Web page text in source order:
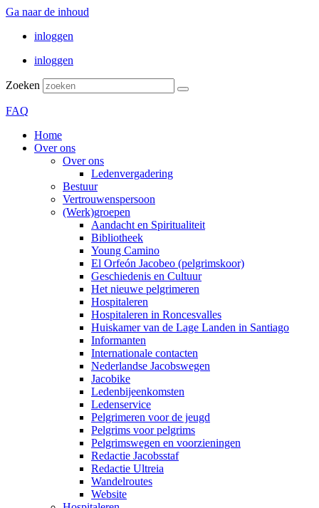
Ga naar de inhoud
inloggen
inloggen
Zoeken
FAQ
Home
Over ons
Over ons
Ledenvergadering
Bestuur
Vertrouwenspersoon
(Werk)groepen
Aandacht en Spiritualiteit
Bibliotheek
Young Camino
El Orfeón Jacobeo (pelgrimskoor)
Geschiedenis en Cultuur
Het nieuwe pelgrimeren
Hospitaleren
Hospitaleren in Roncesvalles
Huiskamer van de Lage Landen in Santiago
Informanten
Internationale contacten
Nederlandse Jacobswegen
Jacobike
Ledenbijeenkomsten
Ledenservice
Pelgrimeren voor de jeugd
Pelgrims voor pelgrims
Pelgrimswegen en voorzieningen
Redactie Jacobsstaf
Redactie Ultreia
Wandelroutes
Website